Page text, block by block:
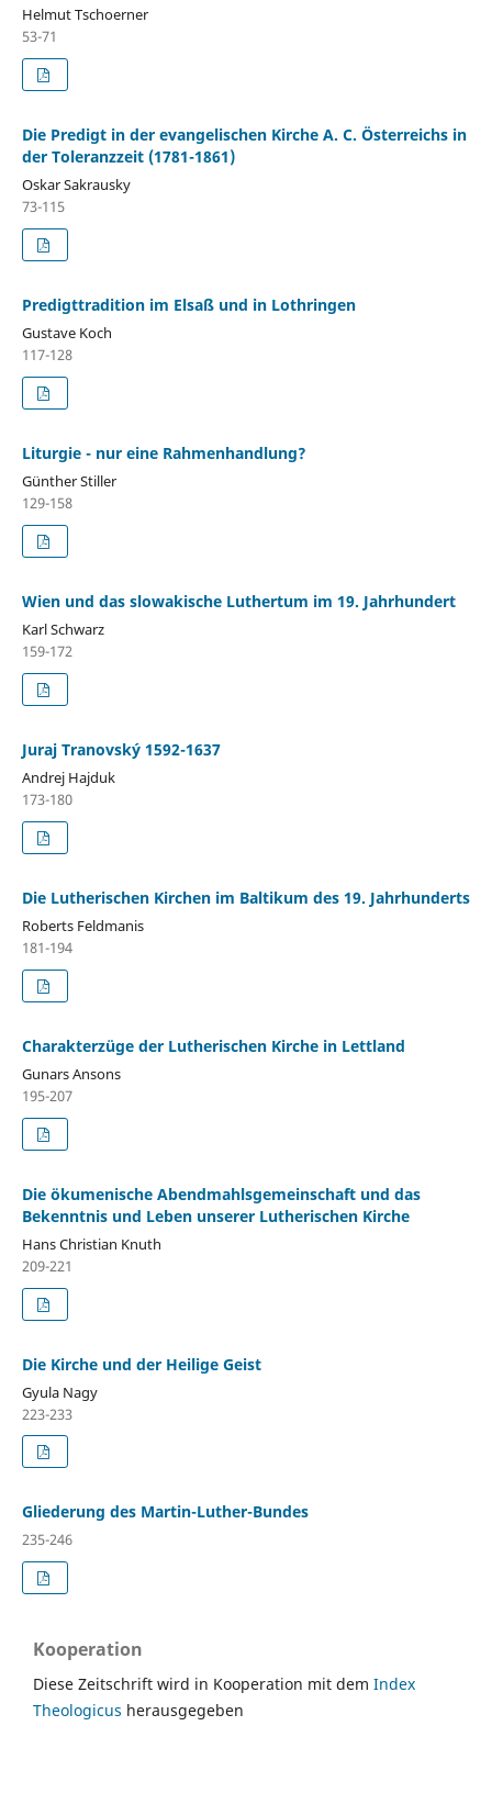
Helmut Tschoerner
53-71
Die Predigt in der evangelischen Kirche A. C. Österreichs in
der Toleranzzeit (1781-1861)
Oskar Sakrausky
73-115
Predigttradition im Elsaß und in Lothringen
Gustave Koch
117-128
Liturgie - nur eine Rahmenhandlung?
Günther Stiller
129-158
Wien und das slowakische Luthertum im 19. Jahrhundert
Karl Schwarz
159-172
Juraj Tranovský 1592-1637
Andrej Hajduk
173-180
Die Lutherischen Kirchen im Baltikum des 19. Jahrhunderts
Roberts Feldmanis
181-194
Charakterzüge der Lutherischen Kirche in Lettland
Gunars Ansons
195-207
Die ökumenische Abendmahlsgemeinschaft und das
Bekenntnis und Leben unserer Lutherischen Kirche
Hans Christian Knuth
209-221
Die Kirche und der Heilige Geist
Gyula Nagy
223-233
Gliederung des Martin-Luther-Bundes
235-246
Kooperation
Diese Zeitschrift wird in Kooperation mit dem Index
Theologicus herausgegeben